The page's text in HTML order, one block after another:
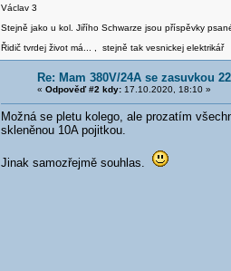
Václav 3
Stejně jako u kol. Jiřího Schwarze jsou příspěvky
Řidič tvrdej život má... , stejně tak vesnickej elektrikář
Re: Mam 380V/24A se zasuvkou
« Odpověď #2 kdy:17.10.2020, 18:10 »
Možná se pletu kolego, ale prozatím
skleněnou 10A pojitkou.
Jinak samozřejmě souhlas.